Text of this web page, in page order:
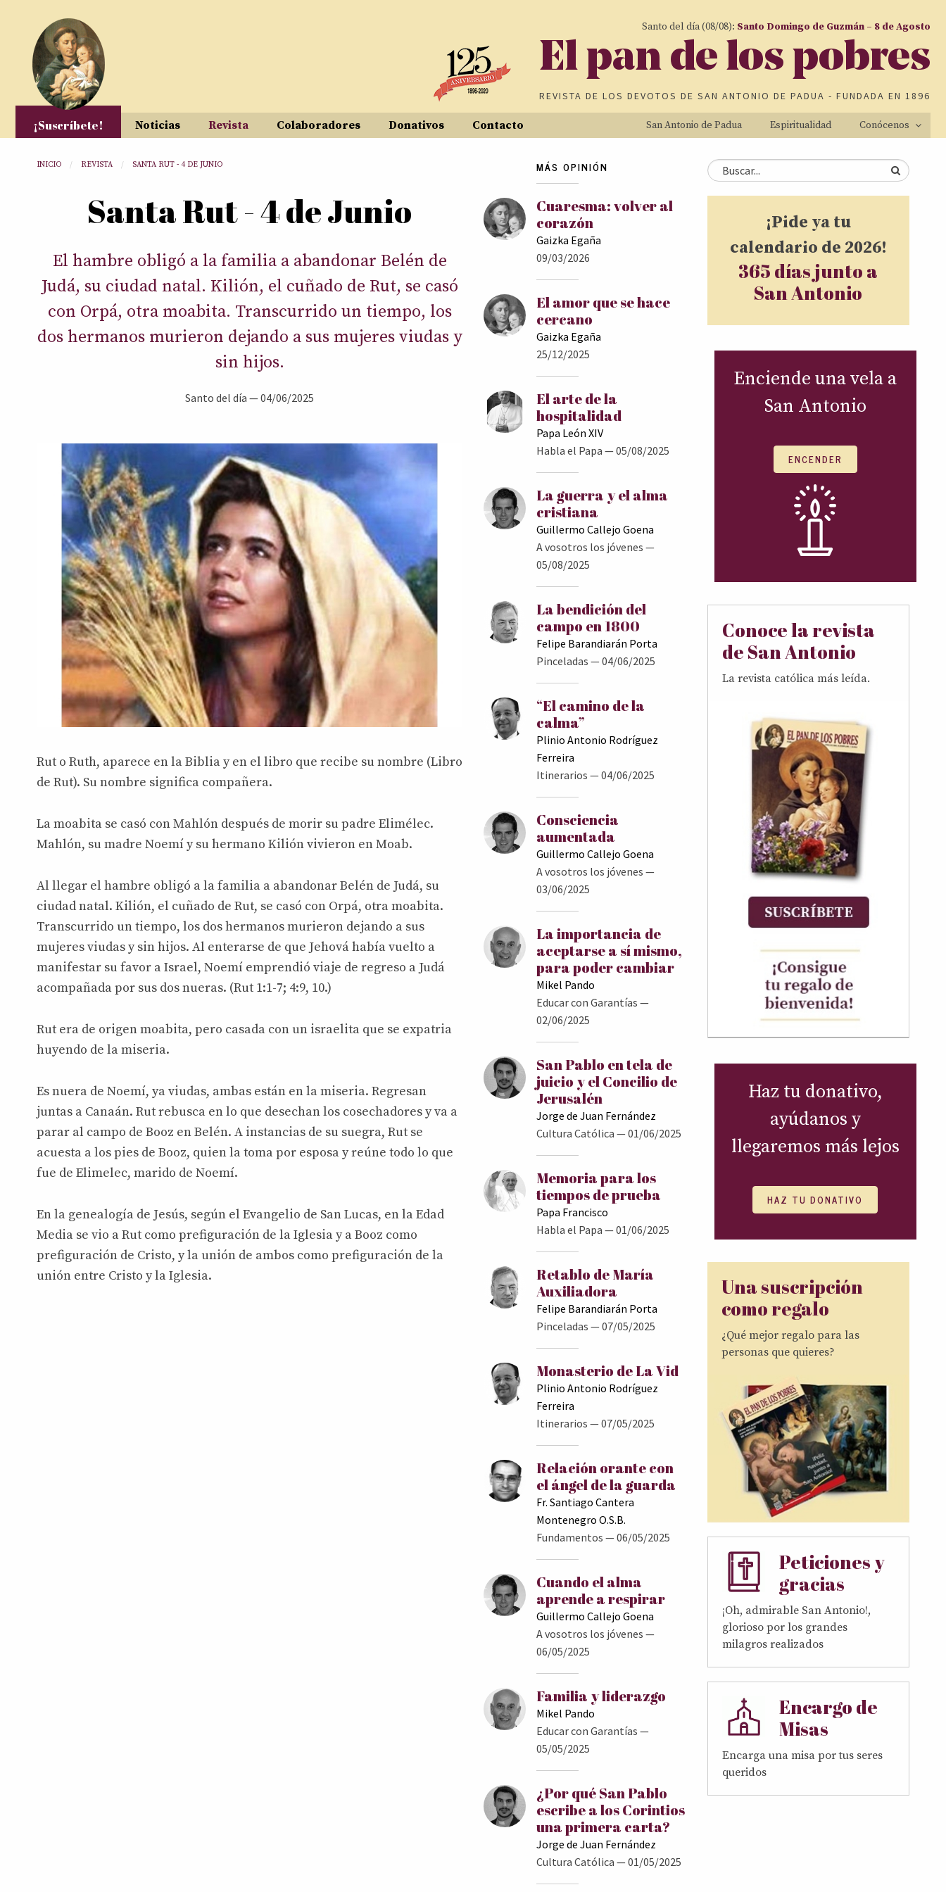
Santo del día (08/08): Santo Domingo de Guzmán – 8 de Agosto
El pan de los pobres
REVISTA DE LOS DEVOTOS DE SAN ANTONIO DE PADUA - FUNDADA EN 1896
¡Suscríbete! Noticias Revista Colaboradores Donativos Contacto San Antonio de Padua Espiritualidad Conócenos
Usted está aquí
INICIO REVISTA SANTA RUT - 4 DE JUNIO
Santa Rut - 4 de Junio
El hambre obligó a la familia a abandonar Belén de
Judá, su ciudad natal. Kilión, el cuñado de Rut, se casó
con Orpá, otra moabita. Transcurrido un tiempo, los
dos hermanos murieron dejando a sus mujeres viudas y
sin hijos.
Santo del día —04/06/2025
Rut o Ruth, aparece en la Biblia y en el libro que recibe su nombre (Libro
de Rut). Su nombre significa compañera.
La moabita se casó con Mahlón después de morir su padre Elimélec.
Mahlón, su madre Noemí y su hermano Kilión vivieron en Moab.
Al llegar el hambre obligó a la familia a abandonar Belén de Judá, su
ciudad natal. Kilión, el cuñado de Rut, se casó con Orpá, otra moabita.
Transcurrido un tiempo, los dos hermanos murieron dejando a sus
mujeres viudas y sin hijos. Al enterarse de que Jehová había vuelto a
manifestar su favor a Israel, Noemí emprendió viaje de regreso a Judá
acompañada por sus dos nueras. (Rut 1:1-7; 4:9, 10.)
Rut era de origen moabita, pero casada con un israelita que se expatria
huyendo de la miseria.
Es nuera de Noemí, ya viudas, ambas están en la miseria. Regresan
juntas a Canaán. Rut rebusca en lo que desechan los cosechadores y va a
parar al campo de Booz en Belén. A instancias de su suegra, Rut se
acuesta a los pies de Booz, quien la toma por esposa y reúne todo lo que
fue de Elimelec, marido de Noemí.
En la genealogía de Jesús, según el Evangelio de San Lucas, en la Edad
Media se vio a Rut como prefiguración de la Iglesia y a Booz como
prefiguración de Cristo, y la unión de ambos como prefiguración de la
unión entre Cristo y la Iglesia.
MÁS OPINIÓN
Cuaresma: volver al
corazón
Gaizka Egaña
09/03/2026
El amor que se hace
cercano
Gaizka Egaña
25/12/2025
El arte de la
hospitalidad
Papa León XIV
Habla el Papa — 05/08/2025
La guerra y el alma
cristiana
Guillermo Callejo Goena
A vosotros los jóvenes —
05/08/2025
La bendición del
campo en 1800
Felipe Barandiarán Porta
Pinceladas — 04/06/2025
“El camino de la
calma”
Plinio Antonio Rodríguez
Ferreira
Itinerarios — 04/06/2025
Consciencia
aumentada
Guillermo Callejo Goena
A vosotros los jóvenes —
03/06/2025
La importancia de
aceptarse a sí mismo,
para poder cambiar
Mikel Pando
Educar con Garantías —
02/06/2025
San Pablo en tela de
juicio y el Concilio de
Jerusalén
Jorge de Juan Fernández
Cultura Católica — 01/06/2025
Memoria para los
tiempos de prueba
Papa Francisco
Habla el Papa — 01/06/2025
Retablo de María
Auxiliadora
Felipe Barandiarán Porta
Pinceladas — 07/05/2025
Monasterio de La Vid
Plinio Antonio Rodríguez
Ferreira
Itinerarios — 07/05/2025
Relación orante con
el ángel de la guarda
Fr. Santiago Cantera
Montenegro O.S.B.
Fundamentos — 06/05/2025
Cuando el alma
aprende a respirar
Guillermo Callejo Goena
A vosotros los jóvenes —
06/05/2025
Familia y liderazgo
Mikel Pando
Educar con Garantías —
05/05/2025
¿Por qué San Pablo
escribe a los Corintios
una primera carta?
Jorge de Juan Fernández
Cultura Católica — 01/05/2025
Formulario de
búsqueda
Buscar
¡Pide ya tu
calendario de 2026!
365 días junto a
San Antonio
Enciende una vela a
San Antonio
ENCENDER
Conoce la revista
de San Antonio
La revista católica más leída.
Haz tu donativo,
ayúdanos y
llegaremos más lejos
HAZ TU DONATIVO
Una suscripción
como regalo
¿Qué mejor regalo para las
personas que quieres?
Peticiones y
gracias
¡Oh, admirable San Antonio!,
glorioso por los grandes
milagros realizados
Encargo de
Misas
Encarga una misa por tus seres
queridos